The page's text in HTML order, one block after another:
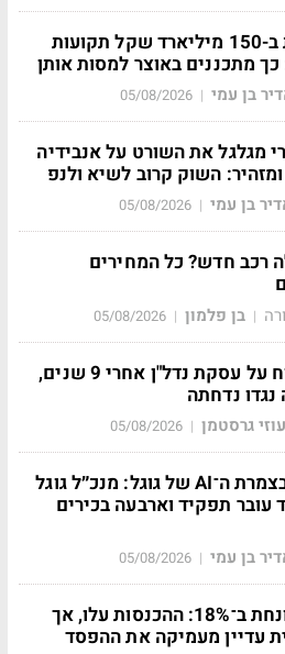
אופציות ב-150 מיליארד שקל תקועות
מתכננים באוצר למסות אותן
בן עמי |
05/08/2026
מגלגל את השורט על אנבידיה
בן עמי |
05/08/2026
רכב חדש? כל המחירים
| בן פלמון |
05/08/2026
עו"ד דיווח על עסקת נדל"ן אחרי 9 שנים,
נגדו נדחתה
עוזי גרסטמן |
05/08/2026
טלטלה בצמרת ה־AI של גוגל: מנכ״ל גוגל
עובר תפקיד וארבעה בכירים
בן עמי |
05/08/2026
לוסיד צונחת ב־18%: ההכנסות עלו, אך
עדיין מעמיקה את ההפסד